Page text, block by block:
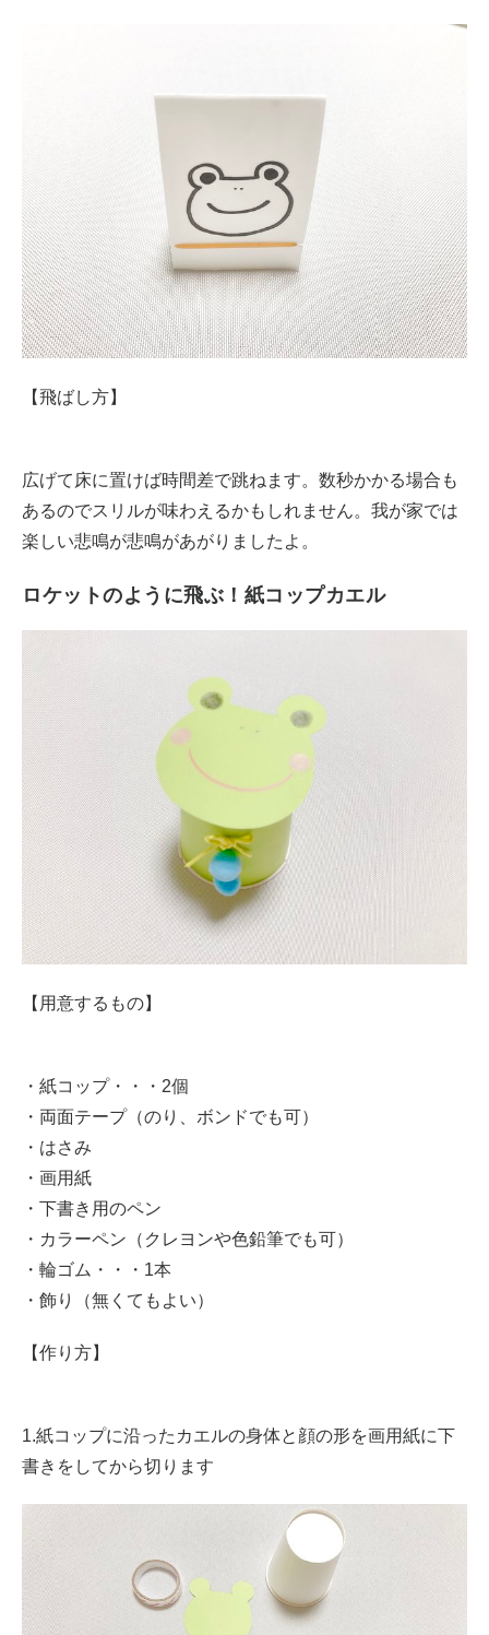
【飛ばし方】
広げて床に置けば時間差で跳ねます。数秒かかる場合も
あるのでスリルが味わえるかもしれません。我が家では
楽しい悲鳴が悲鳴があがりましたよ。
ロケットのように飛ぶ！紙コップカエル
【用意するもの】
・紙コップ・・・2個
・両面テープ（のり、ボンドでも可）
・はさみ
・画用紙
・下書き用のペン
・カラーペン（クレヨンや色鉛筆でも可）
・輪ゴム・・・1本
・飾り（無くてもよい）
【作り方】
1.紙コップに沿ったカエルの身体と顔の形を画用紙に下
書きをしてから切ります